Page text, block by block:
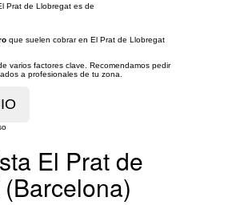
Prat de Llobregat es de
que suelen cobrar en El Prat de Llobregat
varios factores clave. Recomendamos pedir
a profesionales de tu zona.
El Prat de